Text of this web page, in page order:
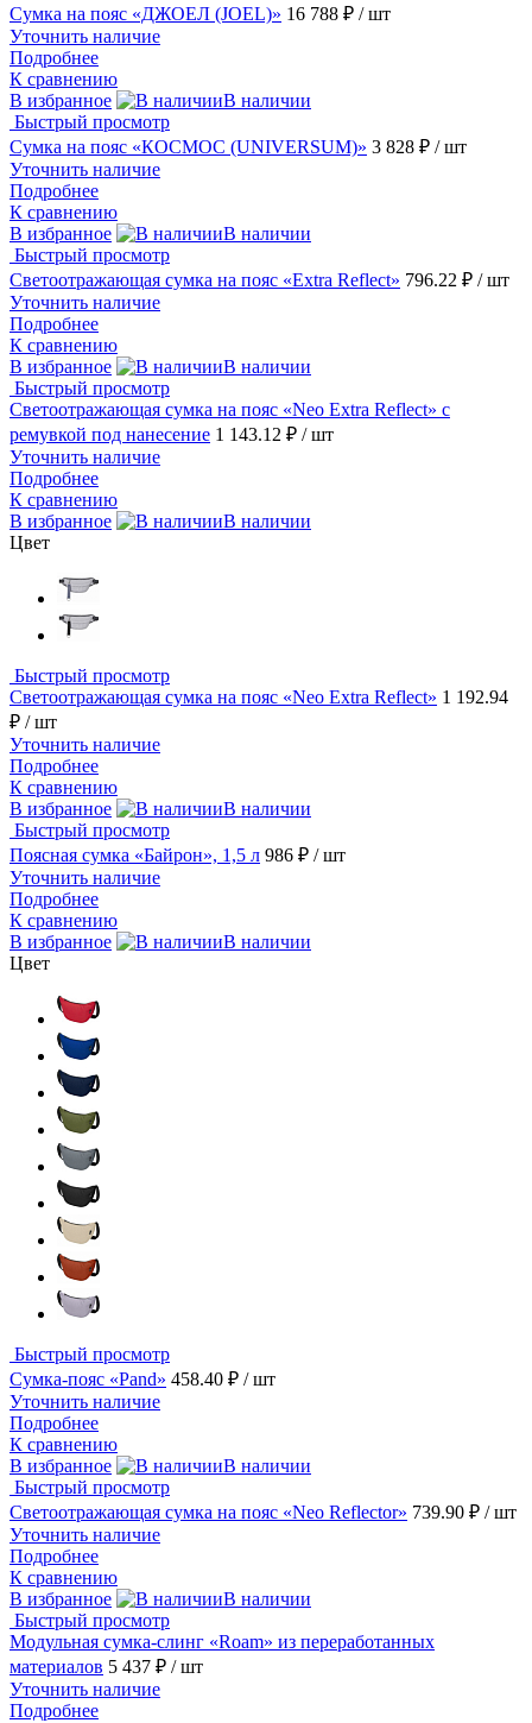
Сумка на пояс «ДЖОЕЛ (JOEL)» 16 788 ₽ / шт
Уточнить наличие
Подробнее
К сравнению
В избранное
В наличии
Быстрый просмотр
Сумка на пояс «КОСМОС (UNIVERSUM)» 3 828 ₽ / шт
Уточнить наличие
Подробнее
К сравнению
В избранное
В наличии
Быстрый просмотр
Светоотражающая сумка на пояс «Extra Reflect» 796.22 ₽ / шт
Уточнить наличие
Подробнее
К сравнению
В избранное
В наличии
Быстрый просмотр
Светоотражающая сумка на пояс «Neo Extra Reflect» с
ремувкой под нанесение 1 143.12 ₽ / шт
Уточнить наличие
Подробнее
К сравнению
В избранное
В наличии
Цвет
Быстрый просмотр
Светоотражающая сумка на пояс «Neo Extra Reflect» 1 192.94
₽ / шт
Уточнить наличие
Подробнее
К сравнению
В избранное
В наличии
Быстрый просмотр
Поясная сумка «Байрон», 1,5 л 986 ₽ / шт
Уточнить наличие
Подробнее
К сравнению
В избранное
В наличии
Цвет
Быстрый просмотр
Сумка-пояс «Pand» 458.40 ₽ / шт
Уточнить наличие
Подробнее
К сравнению
В избранное
В наличии
Быстрый просмотр
Светоотражающая сумка на пояс «Neo Reflector» 739.90 ₽ / шт
Уточнить наличие
Подробнее
К сравнению
В избранное
В наличии
Быстрый просмотр
Модульная сумка-слинг «Roam» из переработанных
материалов 5 437 ₽ / шт
Уточнить наличие
Подробнее